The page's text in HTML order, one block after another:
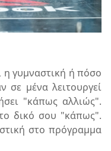
γυμναστική ή πόσο
σε μένα λειτουργεί
"κάπως αλλιώς".
δικό σου "κάπως".
στο πρόγραμμα